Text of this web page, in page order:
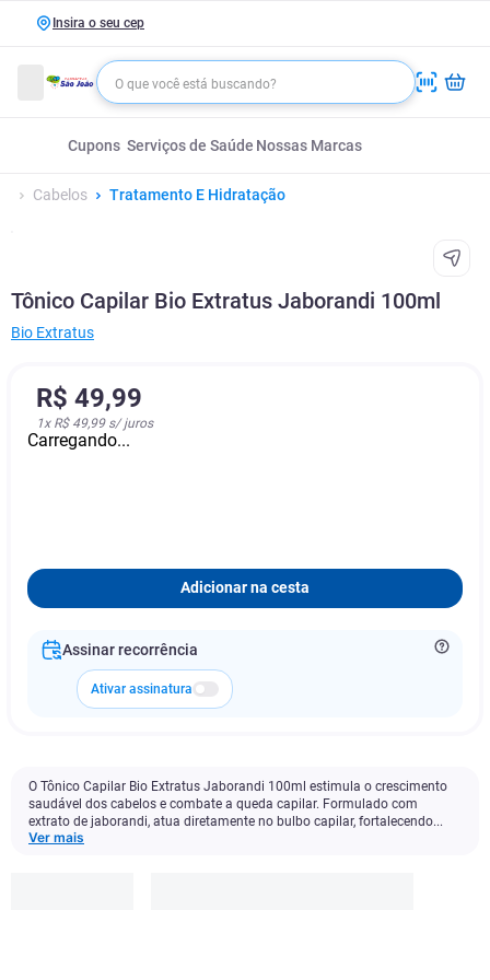
Insira o seu cep
Cupons Serviços de Saúde Nossas Marcas
Cabelos Tratamento E Hidratação
Tônico Capilar Bio Extratus Jaborandi 100ml
Bio Extratus
R$ 49,99
1x R$ 49,99s/ juros
Carregando...
Adicionar na cesta
Assinar recorrência
Ativar assinatura
O Tônico Capilar Bio Extratus Jaborandi 100ml estimula o crescimento
saudável dos cabelos e combate a queda capilar. Formulado com
extrato de jaborandi, atua diretamente no bulbo capilar, fortalecendo...
Ver mais